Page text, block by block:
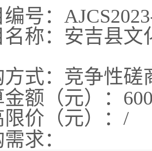
号：
称： 安吉县文
式：竞争性磋
额（元）：
价（元）： /
求：